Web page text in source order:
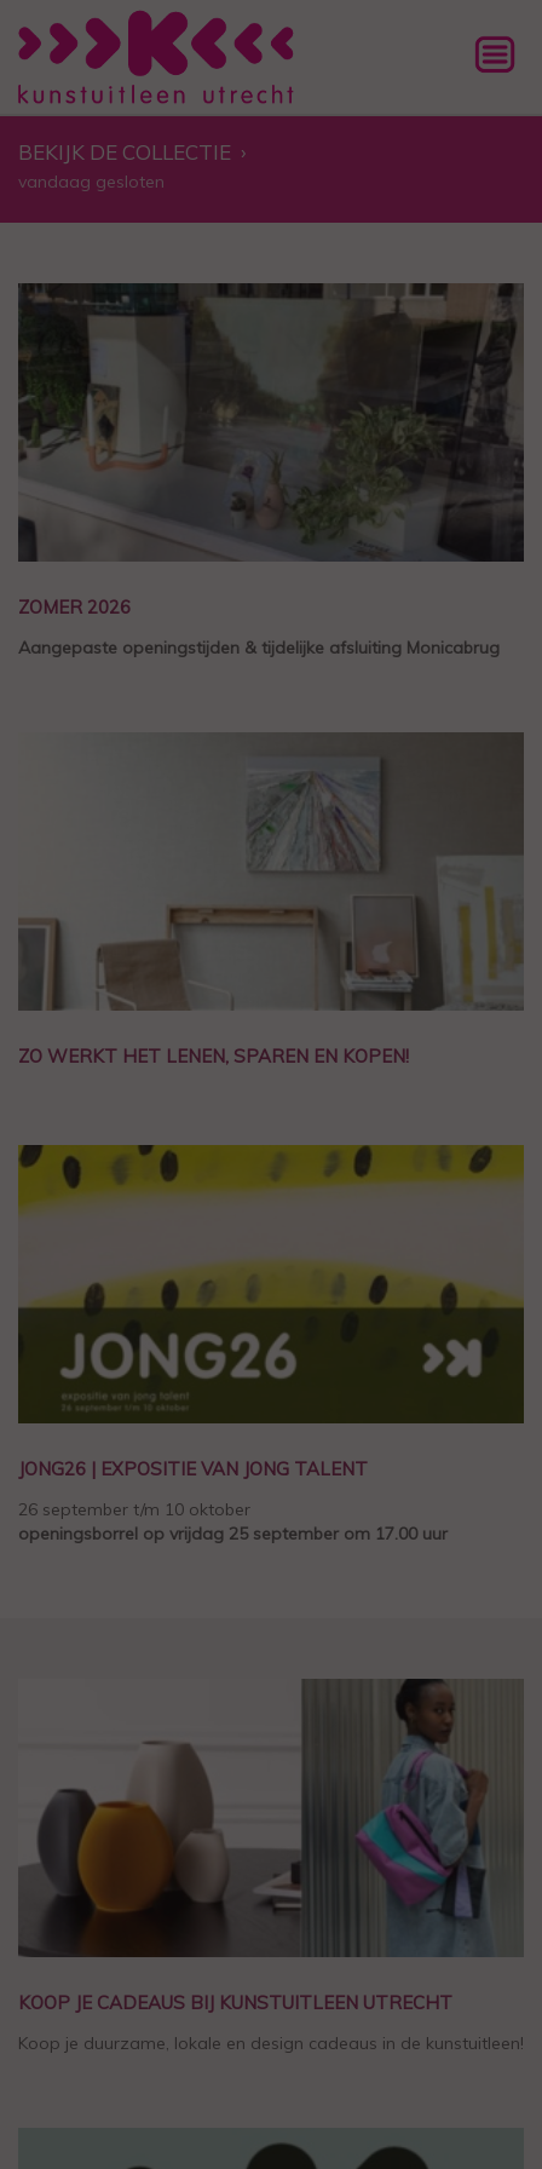
BEKIJK DE COLLECTIE ›
vandaag gesloten
ZOMER 2026
Aangepaste openingstijden & tijdelijke afsluiting Monicabrug
ZO WERKT HET LENEN, SPAREN EN KOPEN!
JONG26 | EXPOSITIE VAN JONG TALENT
26 september t/m 10 oktober
openingsborrel op vrijdag 25 september om 17.00 uur
KOOP JE CADEAUS BIJ KUNSTUITLEEN UTRECHT
Koop je duurzame, lokale en design cadeaus in de kunstuitleen!